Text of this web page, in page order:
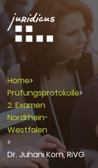
Home>
Prüfungsprotokolle>
2. Examen
Nordrhein-
Westfalen
>
Dr. Juhani Korn, RiVG